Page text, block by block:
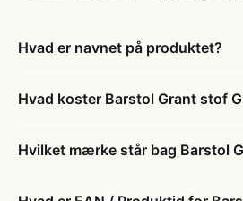
Hvad er navnet på produktet?
Hvad koster Barstol Grant stof
Hvilket mærke står bag Barstol